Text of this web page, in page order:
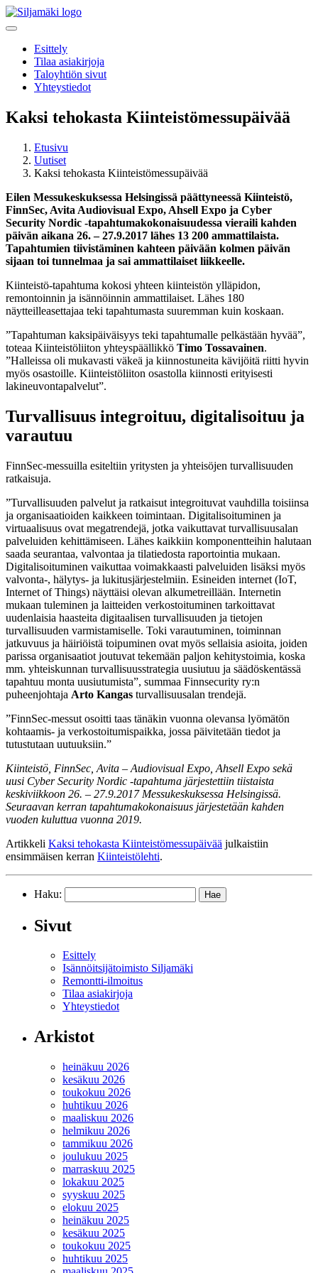
Esittely
Tilaa asiakirjoja
Taloyhtiön sivut
Yhteystiedot
Kaksi tehokasta Kiinteistömessupäivää
Etusivu
Uutiset
Kaksi tehokasta Kiinteistömessupäivää
Eilen Messukeskuksessa Helsingissä päättyneessä Kiinteistö,
FinnSec, Avita Audiovisual Expo, Ahsell Expo ja Cyber
Security Nordic -tapahtumakokonaisuudessa vieraili kahden
päivän aikana 26. – 27.9.2017 lähes 13 200 ammattilaista.
Tapahtumien tiivistäminen kahteen päivään kolmen päivän
sijaan toi tunnelmaa ja sai ammattilaiset liikkeelle.
Kiinteistö-tapahtuma kokosi yhteen kiinteistön ylläpidon,
remontoinnin ja isännöinnin ammattilaiset. Lähes 180
näytteilleasettajaa teki tapahtumasta suuremman kuin koskaan.
”Tapahtuman kaksipäiväisyys teki tapahtumalle pelkästään hyvää”,
toteaa Kiinteistöliiton yhteyspäällikkö Timo Tossavainen.
”Halleissa oli mukavasti väkeä ja kiinnostuneita kävijöitä riitti hyvin
myös osastoille. Kiinteistöliiton osastolla kiinnosti erityisesti
lakineuvontapalvelut”.
Turvallisuus integroituu, digitalisoituu ja
varautuu
FinnSec-messuilla esiteltiin yritysten ja yhteisöjen turvallisuuden
ratkaisuja.
”Turvallisuuden palvelut ja ratkaisut integroituvat vauhdilla toisiinsa
ja organisaatioiden kaikkeen toimintaan. Digitalisoituminen ja
virtuaalisuus ovat megatrendejä, jotka vaikuttavat turvallisuusalan
palveluiden kehittämiseen. Lähes kaikkiin komponentteihin halutaan
saada seurantaa, valvontaa ja tilatiedosta raportointia mukaan.
Digitalisoituminen vaikuttaa voimakkaasti palveluiden lisäksi myös
valvonta-, hälytys- ja lukitusjärjestelmiin. Esineiden internet (IoT,
Internet of Things) näyttäisi olevan alkumetreillään. Internetin
mukaan tuleminen ja laitteiden verkostoituminen tarkoittavat
uudenlaisia haasteita digitaalisen turvallisuuden ja tietojen
turvallisuuden varmistamiselle. Toki varautuminen, toiminnan
jatkuvuus ja häiriöistä toipuminen ovat myös sellaisia asioita, joiden
parissa organisaatiot joutuvat tekemään paljon kehitystoimia, koska
mm. yhteiskunnan turvallisuusstrategia uusiutuu ja säädöskentässä
tapahtuu monta uusiutumista”, summaa Finnsecurity ry:n
puheenjohtaja Arto Kangas turvallisuusalan trendejä.
”FinnSec-messut osoitti taas tänäkin vuonna olevansa lyömätön
kohtaamis- ja verkostoitumispaikka, jossa päivitetään tiedot ja
tutustutaan uutuuksiin.”
Kiinteistö, FinnSec, Avita – Audiovisual Expo, Ahsell Expo sekä
uusi Cyber Security Nordic -tapahtuma järjestettiin tiistaista
keskiviikkoon 26. – 27.9.2017 Messukeskuksessa Helsingissä.
Seuraavan kerran tapahtumakokonaisuus järjestetään kahden
vuoden kuluttua vuonna 2019.
Artikkeli Kaksi tehokasta Kiinteistömessupäivää julkaistiin
ensimmäisen kerran Kiinteistölehti.
Haku:
Sivut
Esittely
Isännöitsijätoimisto Siljamäki
Remontti-ilmoitus
Tilaa asiakirjoja
Yhteystiedot
Arkistot
heinäkuu 2026
kesäkuu 2026
toukokuu 2026
huhtikuu 2026
maaliskuu 2026
helmikuu 2026
tammikuu 2026
joulukuu 2025
marraskuu 2025
lokakuu 2025
syyskuu 2025
elokuu 2025
heinäkuu 2025
kesäkuu 2025
toukokuu 2025
huhtikuu 2025